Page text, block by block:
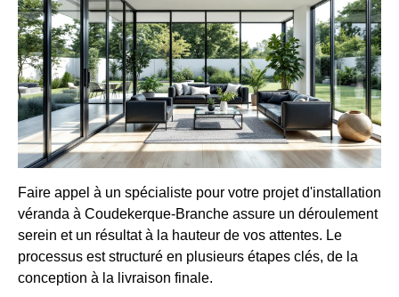
Faire appel à un spécialiste pour votre projet d'installation
véranda à Coudekerque-Branche assure un déroulement
serein et un résultat à la hauteur de vos attentes. Le
processus est structuré en plusieurs étapes clés, de la
conception à la livraison finale.